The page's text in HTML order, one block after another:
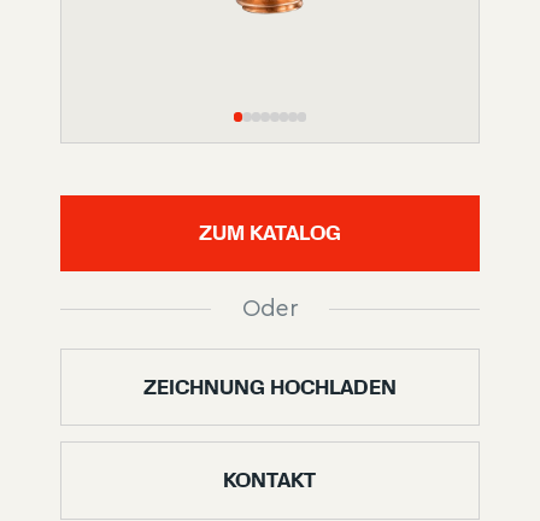
ZUM KATALOG
Oder
ZEICHNUNG HOCHLADEN
KONTAKT